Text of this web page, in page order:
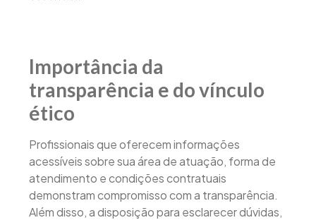
Importância da
transparência e do vínculo
ético
Profissionais que oferecem informações
acessíveis sobre sua área de atuação, forma de
atendimento e condições contratuais
demonstram compromisso com a transparência.
Além disso, a disposição para esclarecer dúvidas,